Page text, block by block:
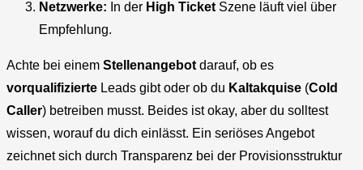
Netzwerke: In der High Ticket Szene läuft viel über
Empfehlung.
Achte bei einem Stellenangebot darauf, ob es
vorqualifizierte Leads gibt oder ob du Kaltakquise (Cold
Caller) betreiben musst. Beides ist okay, aber du solltest
wissen, worauf du dich einlässt. Ein seriöses Angebot
zeichnet sich durch Transparenz bei der Provisionsstruktur